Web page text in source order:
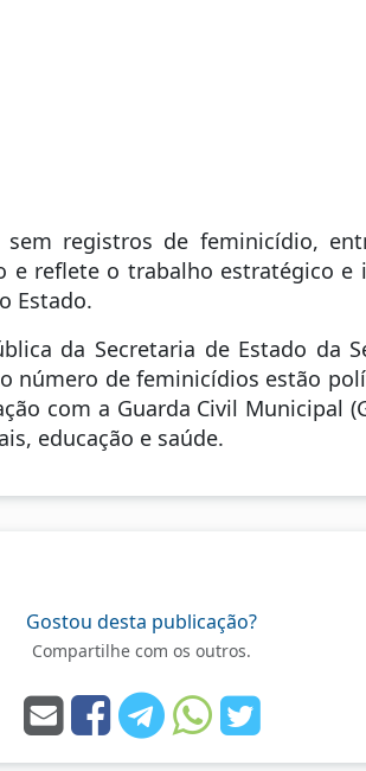
registros de feminicídio,
reflete o trabalho estratégico e
Estado.
da Secretaria de Estado da
número de feminicídios estão
com a Guarda Civil Municipal
educação e saúde.
Gostou desta publicação?
Compartilhe com os outros.